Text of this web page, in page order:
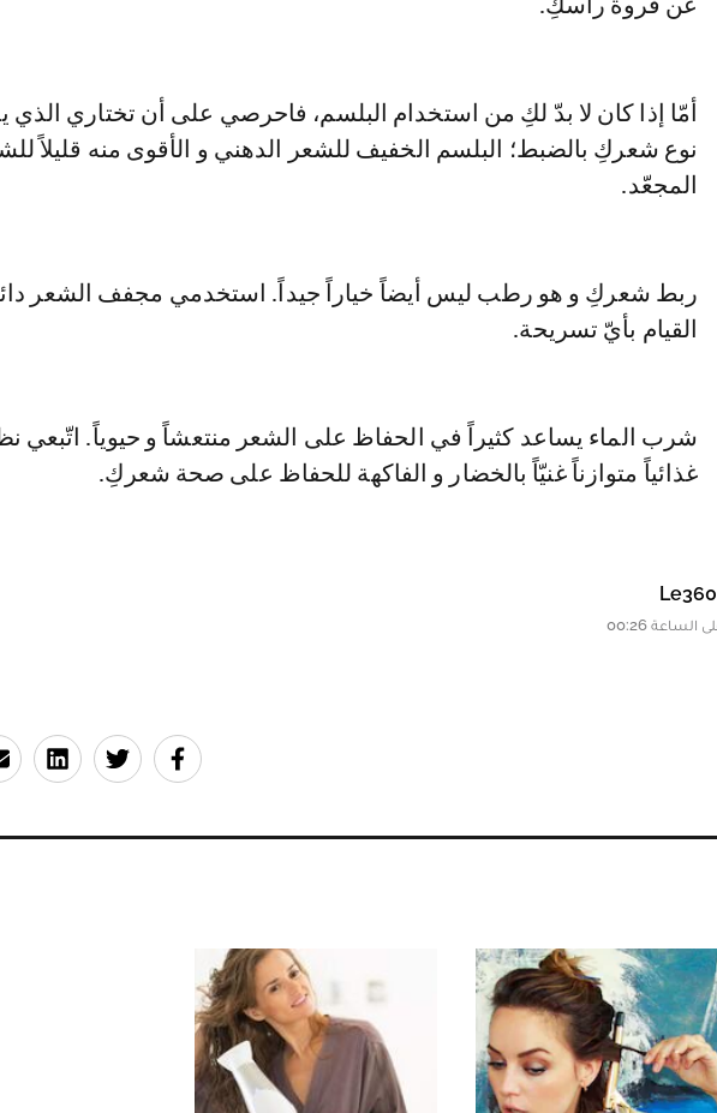
أمّا إذا كان لا بدّ لكِ من استخدام البلسم، فاحرصي على أن تختاري الذي
نوع شعركِ بالضبط؛ البلسم الخفيف للشعر الدهني و الأقوى منه قليلاً
المجعّد.
ربط شعركِ و هو رطب ليس أيضاً خياراً جيداً. استخدمي مجفف الشعر
القيام بأيّ تسريحة.
شرب الماء يساعد كثيراً في الحفاظ على الشعر منتعشاً و حيوياً. اتّبعي
غذائياً متوازناً غنيّاً بالخضار و الفاكهة للحفاظ على صحة شعركِ.
Le360